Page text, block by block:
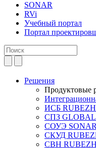
SONAR
RVi
Учебный портал
Портал
Решения
Продуктовые
ИСБ
СПЗ
СОУЭ
СКУД
СВН RUBEZH